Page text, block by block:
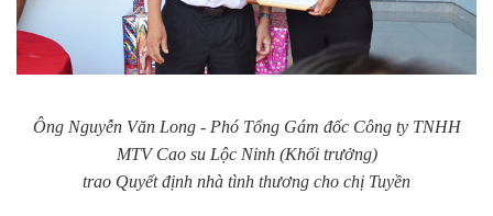
Ông Nguyễn Văn Long - Phó Tổng Gám đốc Công ty TNHH
MTV Cao su Lộc Ninh (Khối trưởng)
trao Quyết định nhà tình thương cho chị Tuyền